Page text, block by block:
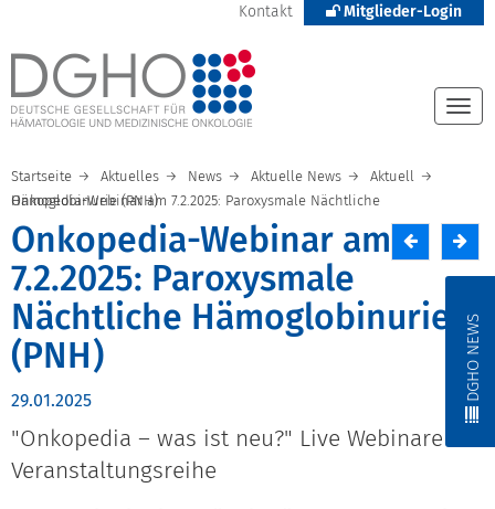
Kontakt Mitglieder-Login
DGHO NEWS
Startseite Aktuelles News Aktuelle News
Aktuell
Onkopedia-Webinar am 7.2.2025: Paroxysmale Nächtliche Hämoglobinurie (PNH)
Onkopedia-Webinar am
7.2.2025: Paroxysmale
Nächtliche Hämoglobinurie
(PNH)
29.01.2025
"Onkopedia – was ist neu?" Live Webinare als
Veranstaltungsreihe